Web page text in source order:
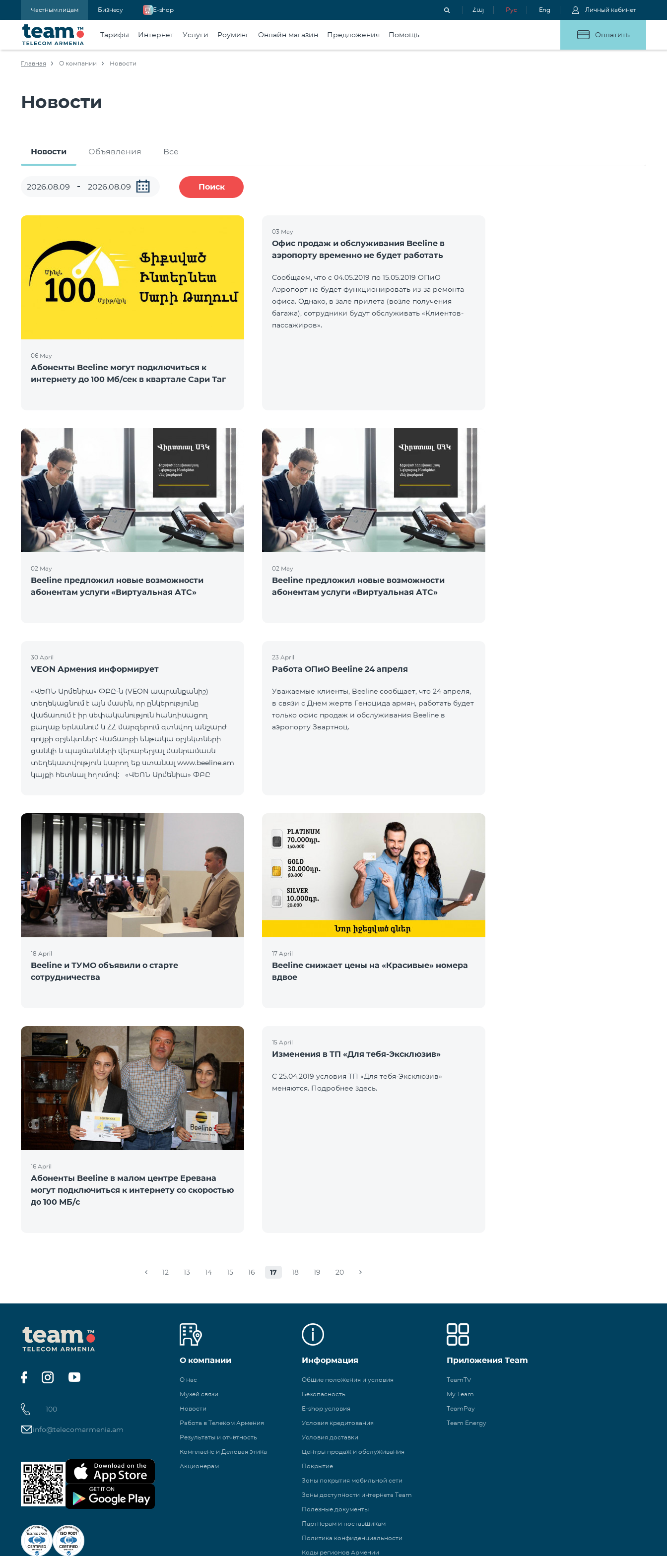
Частным лицам Бизнесу E-shop Հայ Рус Eng Личный кабинет
Тарифы Интернет Услуги Роуминг Онлайн магазин Предложения Помощь Оплатить
Главная О компании Новости
Новости
Новости Объявления Все
Поиск
06 May
Абоненты Beeline могут подключиться к
интернету до 100 Мб/сек в квартале Сари Таг
03 May
Офис продаж и обслуживания Beeline в
аэропорту временно не будет работать
Сообщаем, что с 04.05.2019 по 15.05.2019 ОПиО
Аэропорт не будет функционировать из-за ремонта
офиса. Однако, в зале прилета (возле получения
багажа), сотрудники будут обслуживать «Клиентов-
пассажиров».
02 May
Beeline предложил новые возможности
абонентам услуги «Виртуальная АТС»
02 May
Beeline предложил новые возможности
абонентам услуги «Виртуальная АТС»
30 April
VEON Армения информирует
«ՎԵՈՆ Արմենիա» ՓԲԸ-ն (VEON ապրանքանիշ)
տեղեկացնում է այն մասին, որ ընկերությունը
վաճառում է իր սեփականություն հանդիսացող
քաղաք Երևանում և ՀՀ մարզերում գտնվող անշարժ
գույքի օբյեկտներ: Վաճառքի ենթակա օբյեկտների
ցանկի և պայմանների վերաբերյալ մանրամասն
տեղեկատվություն կարող եք ստանալ www.beeline.am
կայքի հետևալ հղումով: «ՎԵՈՆ Արմենիա» ՓԲԸ
23 April
Работа ОПиО Beeline 24 апреля
Уважаемые клиенты, Beeline сообщает, что 24 апреля,
в связи с Днем жертв Геноцида армян, работать будет
только офис продаж и обслуживания Beeline в
аэропорту Звартноц.
18 April
Beeline и ТУМО объявили о старте
сотрудничества
17 April
Beeline снижает цены на «Красивые» номера
вдвое
16 April
Абоненты Beeline в малом центре Еревана
могут подключиться к интернету со скоростью
до 100 МБ/с
15 April
Изменения в ТП «Для тебя-Эксклюзив»
С 25.04.2019 условия ТП «Для тебя-Эксклюзив»
меняются. Подробнее здесь.
12 13 14 15 16 17 18 19 20
100
info@telecomarmenia.am
О компании
О нас
Музей связи
Новости
Работа в Телеком Армения
Результаты и отчётность
Комплаенс и Деловая этика
Акционерам
Информация
Общие положения и условия
Безопасность
E-shop условия
Условия кредитования
Условия доставки
Центры продаж и обслуживания
Покрытие
Зоны покрытия мобильной сети
Зоны доступности интернета Team
Полезные документы
Партнерам и поставщикам
Политика конфиденциальности
Коды регионов Армении
Приложения Team
TeamTV
My Team
TeamPay
Team Energy